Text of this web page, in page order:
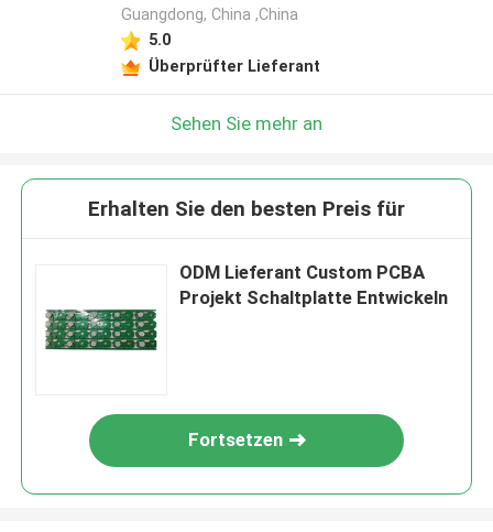
Guangdong, China ,China
5.0
Überprüfter Lieferant
Sehen Sie mehr an
Erhalten Sie den besten Preis für
ODM Lieferant Custom PCBA
Projekt Schaltplatte Entwickeln
Fortsetzen